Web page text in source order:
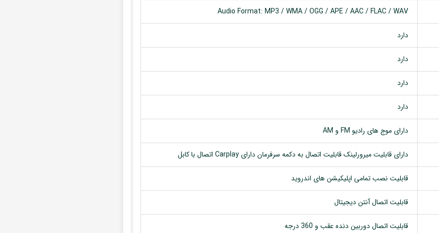
Audio Format: MP3 / WMA / OGG / APE / AAC / FLAC / WAV
دارد
دارد
دارد
دارد
دارای موج های رادیو FM و AM
دارای قابلیت میرورلینک قابلیت اتصال به دکمه سرفرمان دارای Carplay اتصال با کابل
قابلیت نصب تمامی اپلیکیشن های اندروید
قابلیت اتصال آنتن دیجیتال
قابلیت اتصال دوربین دنده عقب و 360 درجه